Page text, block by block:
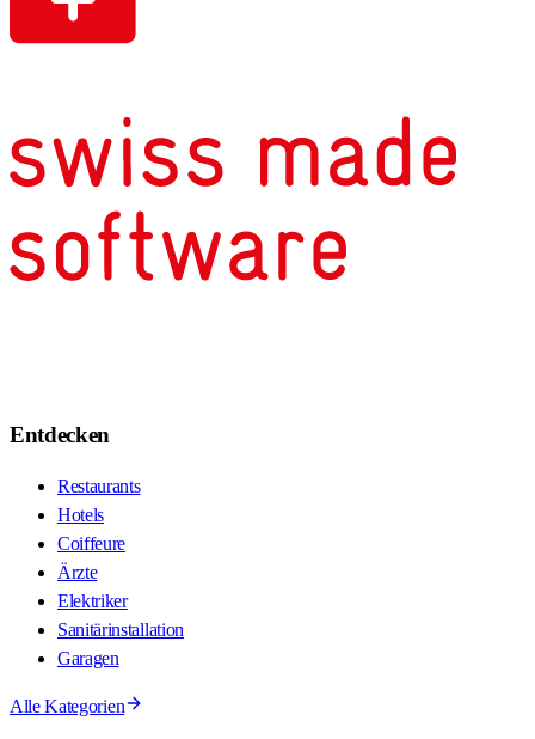
Entdecken
Restaurants
Hotels
Coiffeure
Ärzte
Elektriker
Sanitärinstallation
Garagen
Alle Kategorien